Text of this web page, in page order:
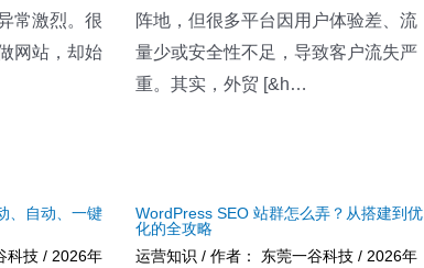
常激烈。很
网站，却始
阵地，但很多平台因用户体验差、流
量少或安全性不足，导致客户流失严
重。其实，外贸 [&h…
、自动、一键
科技 / 2026年
WordPress SEO 站群怎么弄？从搭建到优
化的全攻略
运营知识 / 作者： 东莞一谷科技/ 2026年